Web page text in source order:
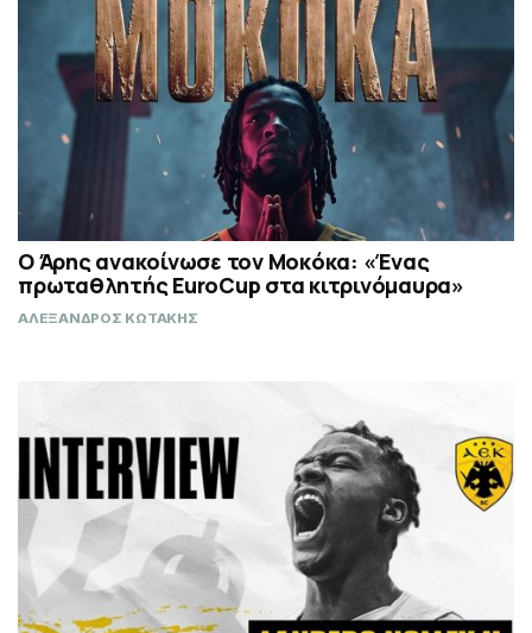
Ο Άρης ανακοίνωσε τον Μοκόκα: «Ένας
πρωταθλητής EuroCup στα κιτρινόμαυρα»
ΑΛΕΞΑΝΔΡΟΣ ΚΩΤΑΚΗΣ